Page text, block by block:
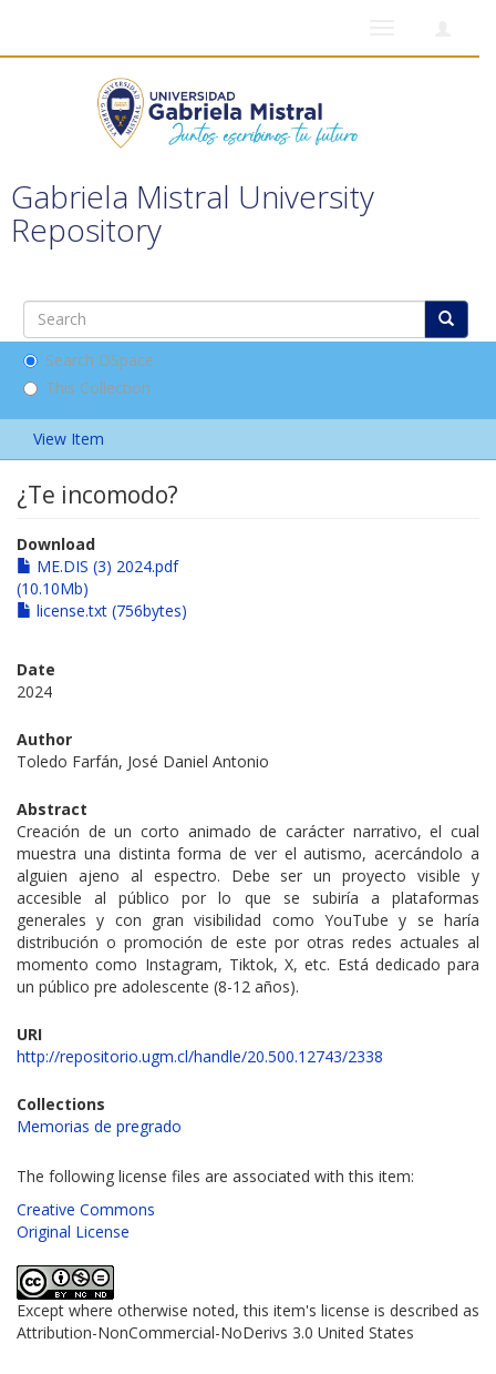
Gabriela Mistral University
Repository
Search DSpace
This Collection
View Item
¿Te incomodo?
Download
ME.DIS (3) 2024.pdf
(10.10Mb)
license.txt (756bytes)
Date
2024
Author
Toledo Farfán, José Daniel Antonio
Abstract
Creación de un corto animado de carácter narrativo, el cual
muestra una distinta forma de ver el autismo, acercándolo a
alguien ajeno al espectro. Debe ser un proyecto visible y
accesible al público por lo que se subiría a plataformas
generales y con gran visibilidad como YouTube y se haría
distribución o promoción de este por otras redes actuales al
momento como Instagram, Tiktok, X, etc. Está dedicado para
un público pre adolescente (8-12 años).
URI
http://repositorio.ugm.cl/handle/20.500.12743/2338
Collections
Memorias de pregrado
The following license files are associated with this item:
Creative Commons
Original License
Except where otherwise noted, this item's license is described as
Attribution-NonCommercial-NoDerivs 3.0 United States